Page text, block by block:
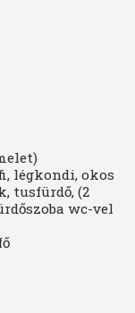
légkondi, okos
tusfürdő, (2
wc-vel